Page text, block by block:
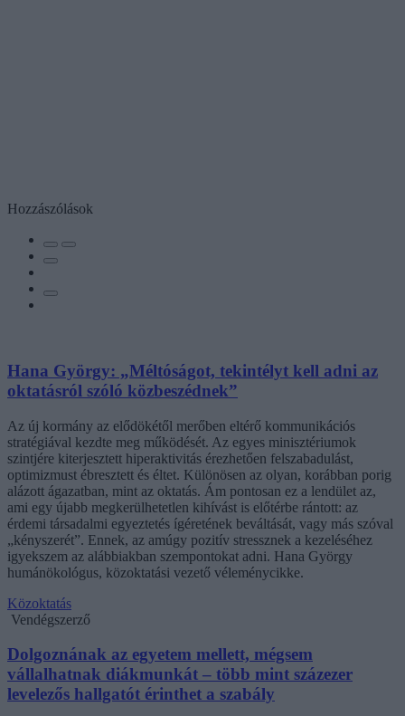
Hozzászólások
Hana György: „Méltóságot, tekintélyt kell adni az
oktatásról szóló közbeszédnek”
Az új kormány az elődökétől merőben eltérő kommunikációs
stratégiával kezdte meg működését. Az egyes minisztériumok
szintjére kiterjesztett hiperaktivitás érezhetően felszabadulást,
optimizmust ébresztett és éltet. Különösen az olyan, korábban porig
alázott ágazatban, mint az oktatás. Ám pontosan ez a lendület az,
ami egy újabb megkerülhetetlen kihívást is előtérbe rántott: az
érdemi társadalmi egyeztetés ígéretének beváltását, vagy más szóval
„kényszerét”. Ennek, az amúgy pozitív stressznek a kezeléséhez
igyekszem az alábbiakban szempontokat adni. Hana György
humánökológus, közoktatási vezető véleménycikke.
Közoktatás
Vendégszerző
Dolgoznának az egyetem mellett, mégsem
vállalhatnak diákmunkát – több mint százezer
levelezős hallgatót érinthet a szabály